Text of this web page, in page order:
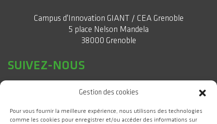
Gestion des cookies
Pour vous fournir la meilleure expérience, nous utilisons des technologies
comme les cookies pour enregistrer et/ou accéder des informations sur
Campus d'Innovation GIANT / CEA Grenoble
5 place Nelson Mandela
38000 Grenoble
SUIVEZ-NOUS